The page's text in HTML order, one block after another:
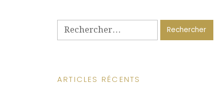
ARTICLES RÉCENTS